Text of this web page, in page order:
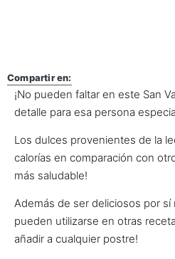
Compartir en:
¡No pueden faltar en este San
detalle para esa persona
Los dulces provenientes de la
calorías en comparación con
más saludable!
Además de ser deliciosos por sí
pueden utilizarse en otras
añadir a cualquier postre!